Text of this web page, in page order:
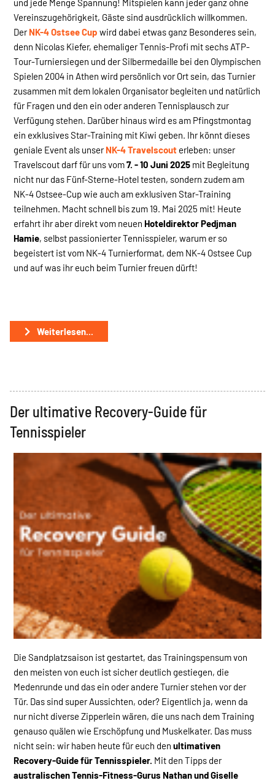
Vereinszugehörigkeit, Gäste sind ausdrücklich willkommen.
DerNK-4 Ostsee Cup wird dabei etwas ganz Besonderes sein,
denn Nicolas Kiefer, ehemaliger Tennis-Profi mit sechs ATP-
Tour-Turniersiegen und der Silbermedaille bei den Olympischen
Spielen 2004 in Athen wird persönlich vor Ort sein, das Turnier
zusammen mit dem lokalen Organisator begleiten und natürlich
für Fragen und den ein oder anderen Tennisplausch zur
Verfügung stehen. Darüber hinaus wird es am Pfingstmontag
ein exklusives Star-Training mit Kiwi geben. Ihr könnt dieses
geniale Event als unserNK-4 Travelscout erleben: unser
Travelscout darf für uns vom7. - 10 Juni 2025 mit Begleitung
nicht nur das Fünf-Sterne-Hotel testen, sondern zudem am
NK-4 Ostsee-Cup wie auch am exklusiven Star-Training
teilnehmen. Macht schnell bis zum 19. Mai 2025 mit! Heute
erfahrt ihr aber direkt vom neuen Hoteldirektor Pedjman
Hamie, selbst passionierter Tennisspieler, warum er so
begeistert ist vom NK-4 Turnierformat, dem NK-4 Ostsee Cup
und auf was ihr euch beim Turnier freuen dürft!
Weiterlesen...
Der ultimative Recovery-Guide für
Tennisspieler
Die Sandplatzsaison ist gestartet, das Trainingspensum von
den meisten von euch ist sicher deutlich gestiegen, die
Medenrunde und das ein oder andere Turnier stehen vor der
Tür. Das sind super Aussichten, oder? Eigentlich ja, wenn da
nur nicht diverse Zipperlein wären, die uns nach dem Training
genauso quälen wie Erschöpfung und Muskelkater. Das muss
nicht sein: wir haben heute für euch den ultimativen
Recovery-Guide für Tennisspieler. Mit den Tipps der
australischen Tennis-Fitness-Gurus Nathan und Giselle